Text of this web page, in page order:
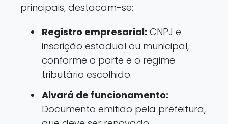
principais, destacam-se:
Registro empresarial: CNPJ e
inscrição estadual ou municipal,
conforme o porte e o regime
tributário escolhido.
Alvará de funcionamento:
Documento emitido pela prefeitura,